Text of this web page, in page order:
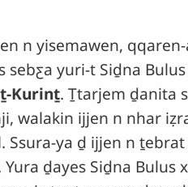
n yisemawen,
sebƹa yuri-t Siḏna
ṯ-Kurinṯ. Ṯtarjem ḏanita
walakin ijjen n nhar
Ssura-ya ḏ ijjen n
ḏayes Siḏna